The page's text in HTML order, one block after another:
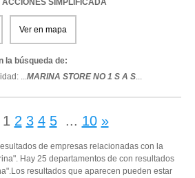
SIMPLIFICADA
Ver en mapa
la búsqueda de:
...MARINA STORE NO 1 S A S...
1 2 3 4 5 ... 10 »
de empresas relacionadas con la
Hay 25 departamentos de con resultados
resultados que aparecen pueden estar